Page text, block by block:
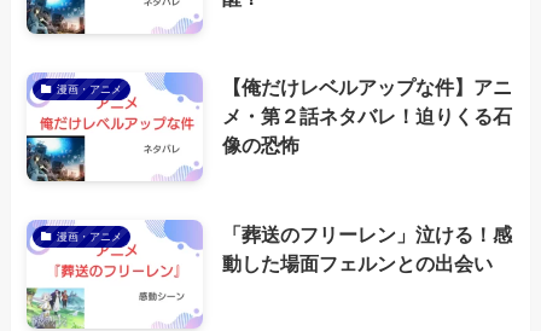
漫画・アニメ
【俺だけレベルアップな件】アニ
メ・第２話ネタバレ！迫りくる石
像の恐怖
漫画・アニメ
「葬送のフリーレン」泣ける！感
動した場面フェルンとの出会い